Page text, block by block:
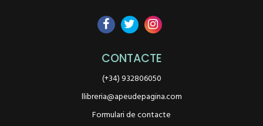
CONTACTE
(+34) 932806050
llibreria@apeudepagina.com
Formulari de contacte